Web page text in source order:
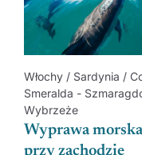
Włochy / Sardynia /
Smeralda -
Wybrzeże
Wyprawa morska
przy zachodzie